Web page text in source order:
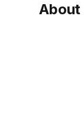
About